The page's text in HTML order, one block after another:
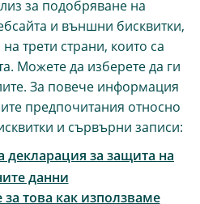
за подобряване на
и външни бисквитки,
трети страни, които са
Можете да изберете да ги
За повече информация
предпочитания относно
и сървърни записи:
декларация за защита на
данни
за това как използваме